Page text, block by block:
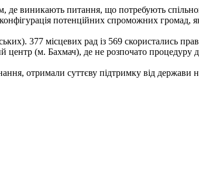
де виникають питання, що потребують
потенційних спроможних громад,
377 місцевих рад із 569 скористались
(м. Бахмач), де не розпочато процедуру
отримали суттєву підтримку від держави